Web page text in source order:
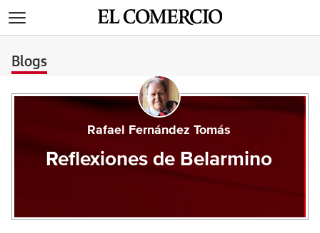
Blogs
Rafael Fernández Tomás
Reflexiones de Belarmino